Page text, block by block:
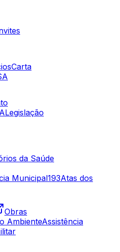
Carta
Legislação
da Saúde
Municipal193Atas dos
Obras
AmbienteAssistência